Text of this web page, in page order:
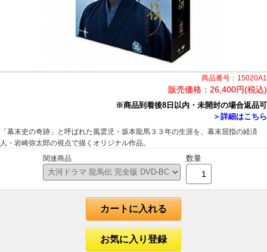
商品番号：15020A1
販売価格： 26,400円(税込)
※商品到着後8日以内・未開封の場合返品可
＞詳細はこちら
「幕末史の奇跡」と呼ばれた風雲児・坂本龍馬３３年の生涯を、幕末屈指の経済
人・岩崎弥太郎の視点で描くオリジナル作品。
関連商品
数量
カートに入れる
お気に入り登録